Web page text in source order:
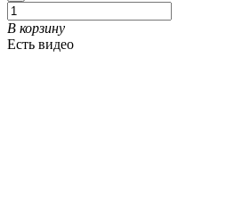
В корзину
Есть видео